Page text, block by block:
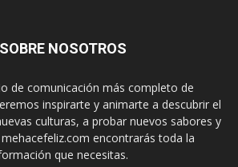
SOBRE NOSOTROS
de comunicación más completo de
inspirarte y animarte a descubrir el
culturas, a probar nuevos sabores y
encontrarás toda la
que necesitas.